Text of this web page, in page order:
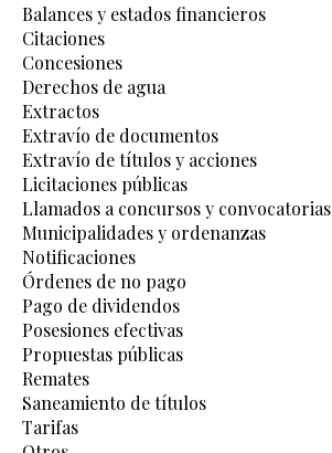
Balances y estados financieros
Citaciones
Concesiones
Derechos de agua
Extractos
Extravío de documentos
Extravío de títulos y acciones
Licitaciones públicas
Llamados a concursos y convocatorias
Municipalidades y ordenanzas
Notificaciones
Órdenes de no pago
Pago de dividendos
Posesiones efectivas
Propuestas públicas
Remates
Saneamiento de títulos
Tarifas